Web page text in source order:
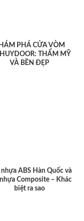
PHÁ CỬA VÒM
THẨM MỸ
VÀ BỀN ĐẸP
nhựa ABS Hàn Quốc và
Composite – Khác
biệt ra sao